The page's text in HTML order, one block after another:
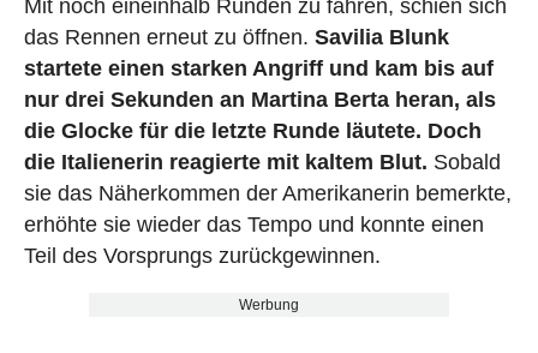
Mit noch eineinhalb Runden zu fahren, schien sich
das Rennen erneut zu öffnen. Savilia Blunk
startete einen starken Angriff und kam bis auf
nur drei Sekunden an Martina Berta heran, als
die Glocke für die letzte Runde läutete. Doch
die Italienerin reagierte mit kaltem Blut. Sobald
sie das Näherkommen der Amerikanerin bemerkte,
erhöhte sie wieder das Tempo und konnte einen
Teil des Vorsprungs zurückgewinnen.
Werbung